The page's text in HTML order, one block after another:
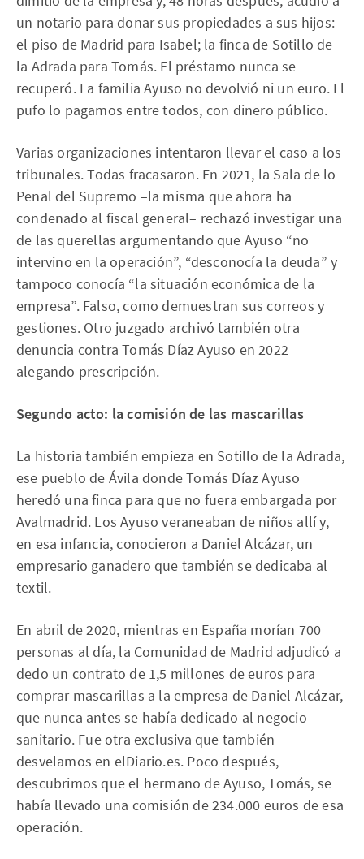
un notario para donar sus propiedades a sus hijos:
el piso de Madrid para Isabel; la finca de Sotillo de
la Adrada para Tomás. El préstamo nunca se
recuperó. La familia Ayuso no devolvió ni un euro. El
pufo lo pagamos entre todos, con dinero público.
Varias organizaciones intentaron llevar el caso a los
tribunales. Todas fracasaron. En 2021, la Sala de lo
Penal del Supremo –la misma que ahora ha
condenado al fiscal general– rechazó investigar una
de las querellas argumentando que Ayuso “no
intervino en la operación”, “desconocía la deuda” y
tampoco conocía “la situación económica de la
empresa”. Falso, como demuestran sus correos y
gestiones. Otro juzgado archivó también otra
denuncia contra Tomás Díaz Ayuso en 2022
alegando prescripción.
Segundo acto: la comisión de las mascarillas
La historia también empieza en Sotillo de la Adrada,
ese pueblo de Ávila donde Tomás Díaz Ayuso
heredó una finca para que no fuera embargada por
Avalmadrid. Los Ayuso veraneaban de niños allí y,
en esa infancia, conocieron a Daniel Alcázar, un
empresario ganadero que también se dedicaba al
textil.
En abril de 2020, mientras en España morían 700
personas al día, la Comunidad de Madrid adjudicó a
dedo un contrato de 1,5 millones de euros para
comprar mascarillas a la empresa de Daniel Alcázar,
que nunca antes se había dedicado al negocio
sanitario. Fue otra exclusiva que también
desvelamos en elDiario.es. Poco después,
descubrimos que el hermano de Ayuso, Tomás, se
había llevado una comisión de 234.000 euros de esa
operación.